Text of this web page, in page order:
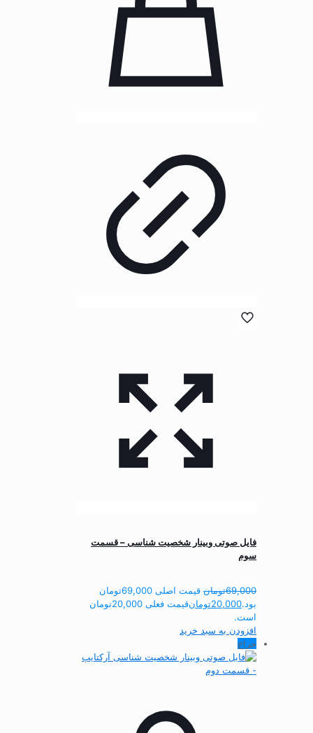
فایل صوتی وبینار شخصیت شناسی – قسمت
سوم
69,000تومان
قیمت اصلی 69,000تومان
بود.20,000تومان
قیمت فعلی 20,000تومان
است.
افزودن به سبد خرید
حراج